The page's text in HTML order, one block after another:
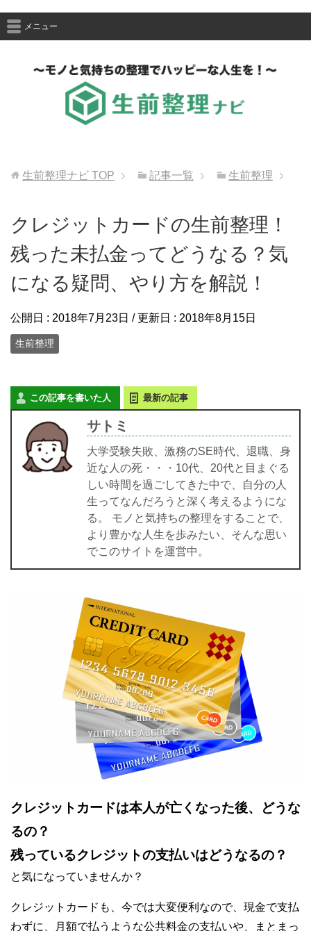
メニュー
生前整理ナビ TOP 記事一覧 生前整理
クレジットカードの生前整理！
残った未払金ってどうなる？気
になる疑問、やり方を解説！
公開日 : 2018年7月23日 / 更新日 : 2018年8月15日
生前整理
この記事を書いた人 最新の記事
サトミ
大学受験失敗、激務のSE時代、退職、身
近な人の死・・・10代、20代と目まぐる
しい時間を過ごしてきた中で、自分の人
生ってなんだろうと深く考えるようにな
る。 モノと気持ちの整理をすることで、
より豊かな人生を歩みたい、そんな思い
でこのサイトを運営中。
クレジットカードは本人が亡くなった後、どうな
るの？
残っているクレジットの支払いはどうなるの？
と気になっていませんか？
クレジットカードも、今では大変便利なので、現金で支払
わずに、月額で払うような公共料金の支払いや、まとまっ